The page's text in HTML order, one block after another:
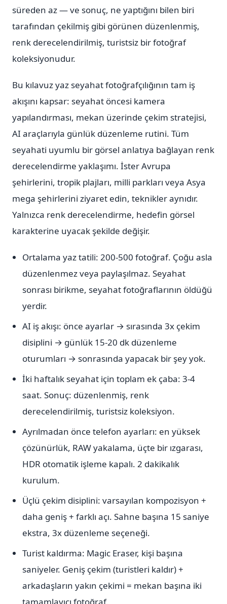
süreden az — ve sonuç, ne yaptığını bilen biri
tarafından çekilmiş gibi görünen düzenlenmiş,
renk derecelendirilmiş, turistsiz bir fotoğraf
koleksiyonudur.
Bu kılavuz yaz seyahat fotoğrafçılığının tam iş
akışını kapsar: seyahat öncesi kamera
yapılandırması, mekan üzerinde çekim stratejisi,
AI araçlarıyla günlük düzenleme rutini. Tüm
seyahati uyumlu bir görsel anlatıya bağlayan renk
derecelendirme yaklaşımı. İster Avrupa
şehirlerini, tropik plajları, milli parkları veya Asya
mega şehirlerini ziyaret edin, teknikler aynıdır.
Yalnızca renk derecelendirme, hedefin görsel
karakterine uyacak şekilde değişir.
Ortalama yaz tatili: 200-500 fotoğraf. Çoğu asla
düzenlenmez veya paylaşılmaz. Seyahat
sonrası birikme, seyahat fotoğraflarının öldüğü
yerdir.
AI iş akışı: önce ayarlar → sırasında 3x çekim
disiplini → günlük 15-20 dk düzenleme
oturumları → sonrasında yapacak bir şey yok.
İki haftalık seyahat için toplam ek çaba: 3-4
saat. Sonuç: düzenlenmiş, renk
derecelendirilmiş, turistsiz koleksiyon.
Ayrılmadan önce telefon ayarları: en yüksek
çözünürlük, RAW yakalama, üçte bir ızgarası,
HDR otomatik işleme kapalı. 2 dakikalık
kurulum.
Üçlü çekim disiplini: varsayılan kompozisyon +
daha geniş + farklı açı. Sahne başına 15 saniye
ekstra, 3x düzenleme seçeneği.
Turist kaldırma: Magic Eraser, kişi başına
saniyeler. Geniş çekim (turistleri kaldır) +
arkadaşların yakın çekimi = mekan başına iki